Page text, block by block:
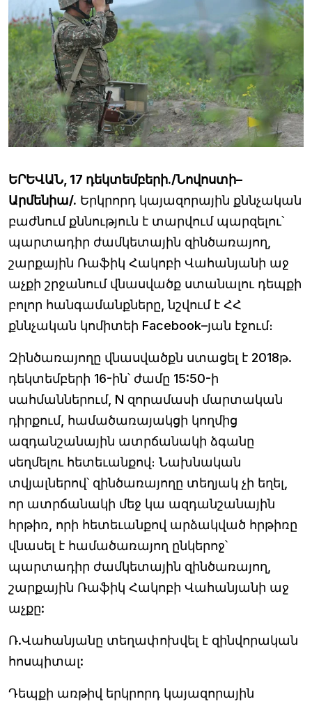
ԵՐԵՎԱՆ, 17 դեկտեմբերի./Նովոստի–
Արմենիա/. Երկրորդ կայազորային քննչական
բաժնում քննություն է տարվում պարզելու՝
պարտադիր ժամկետային զինծառայող,
շարքային Ռաֆիկ Հակոբի Վահանյանի աջ
աչքի շրջանում վնասվածք ստանալու դեպքի
բոլոր հանգամանքները, նշվում է ՀՀ
քննչական կոմիտեի Facebook–յան էջում։
Զինծառայողը վնասվածքն ստացել է 2018թ.
դեկտեմբերի 16-ին՝ ժամը 15:50-ի
սահմաններում, N զորամասի մարտական
դիրքում, համածառայակցի կողմից
ազդանշանային ատրճանակի ձգանը
սեղմելու հետեւանքով։ Նախնական
տվյալներով՝ զինծառայողը տեղյակ չի եղել,
որ ատրճանակի մեջ կա ազդանշանային
հրթիռ, որի հետեւանքով արձակված հրթիռը
վնասել է համածառայող ընկերոջ՝
պարտադիր ժամկետային զինծառայող,
շարքային Ռաֆիկ Հակոբի Վահանյանի աջ
աչքը:
Ռ.Վահանյանը տեղափոխվել է զինվորական
հոսպիտալ:
Դեպքի առթիվ երկրորդ կայազորային